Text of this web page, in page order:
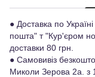
● Доставка по
пошта" т "Кур'єром
доставки 80 грн.
● Самовивіз
Миколи Зерова 2а. з